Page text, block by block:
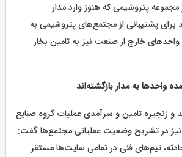
پتروشیمی که هنوز وارد مدار
برای پشتیبانی از مجتمع‌های پتروشیمی به
خارج از صنعت نیز به تامین بخار
واحدها به مدار بازگشته‌اند
و زنجیره تامین و سرآمدی عملیات گروه صنایع
در تشریح وضعیت عملیاتی مجتمع‌ها گفت:
تیم‌های فنی در تمامی سایت‌ها مستقر